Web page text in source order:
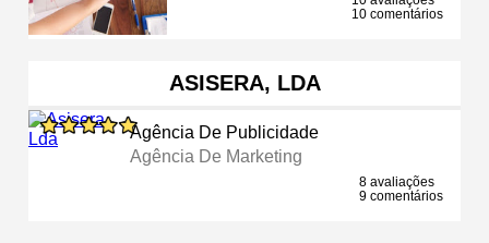
10 comentários
ASISERA, LDA
Agência De Publicidade
Agência De Marketing
8 avaliações
9 comentários